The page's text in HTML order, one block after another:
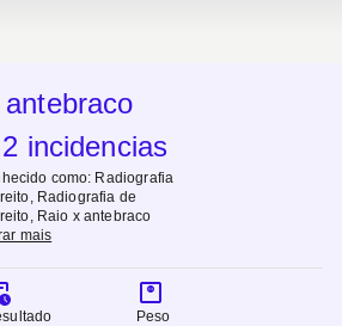
incidencias
como: Radiografia
Radiografia de
Raio x antebraco
mais
Peso